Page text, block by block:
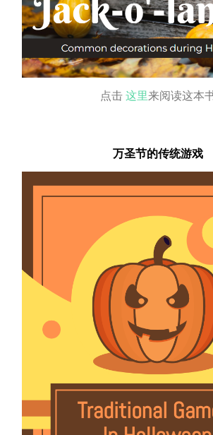
点击这里来阅读这本
万圣节的传统游戏